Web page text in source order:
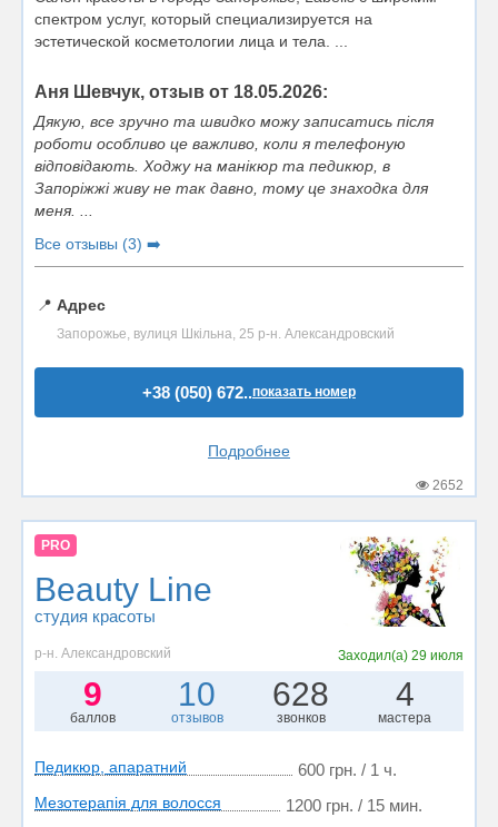
спектром услуг, который специализируется на
эстетической косметологии лица и тела. ...
Аня Шевчук, отзыв от 18.05.2026:
Дякую, все зручно та швидко можу записатись після
роботи особливо це важливо, коли я телефоную
відповідають. Ходжу на манікюр та педикюр, в
Запоріжжі живу не так давно, тому це знаходка для
меня. ...
Все отзывы (3) ➡️
📍 Адрес
Запорожье, вулиця Шкільна, 25 р-н. Александровский
+38 (050) 672..показать номер
Подробнее
2652
PRO
Beauty Line
студия красоты
р-н. Александровский Заходил(а) 29 июля
9
баллов
10
отзывов
628
звонков
4
мастера
Педикюр, апаратний 600 грн. / 1 ч.
Мезотерапія для волосся 1200 грн. / 15 мин.